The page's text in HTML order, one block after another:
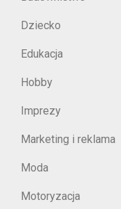
Dziecko
Edukacja
Hobby
Imprezy
Marketing i reklama
Moda
Motoryzacja